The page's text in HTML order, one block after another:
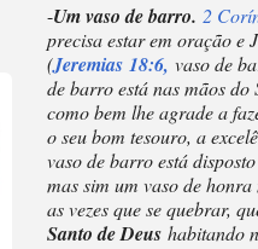
-Um vaso de barro.2
precisa estar em oração e
(Jeremias 18:6,vaso de
de barro está nas mãos
como bem lhe agrade a
o seu bom tesouro, a
vaso de barro está
mas sim um vaso de
as vezes que se quebrar,
Santo de Deushabitando